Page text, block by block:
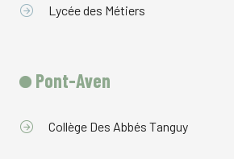
Lycée des Métiers
Pont-Aven
Collège Des Abbés Tanguy